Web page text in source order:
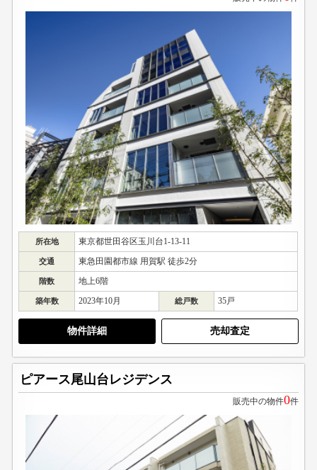
所在地 東京都世田谷区玉川台1-13-11
交通 東急田園都市線 用賀駅 徒歩2分
階数 地上6階
築年数 2023年10月 総戸数 35戸
物件詳細 売却査定
ピアース尾山台レジデンス
販売中の物件0件